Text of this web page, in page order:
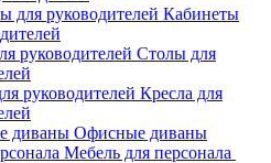
Кабинеты
Столы для
Кресла для
Офисные диваны
Мебель для персонала